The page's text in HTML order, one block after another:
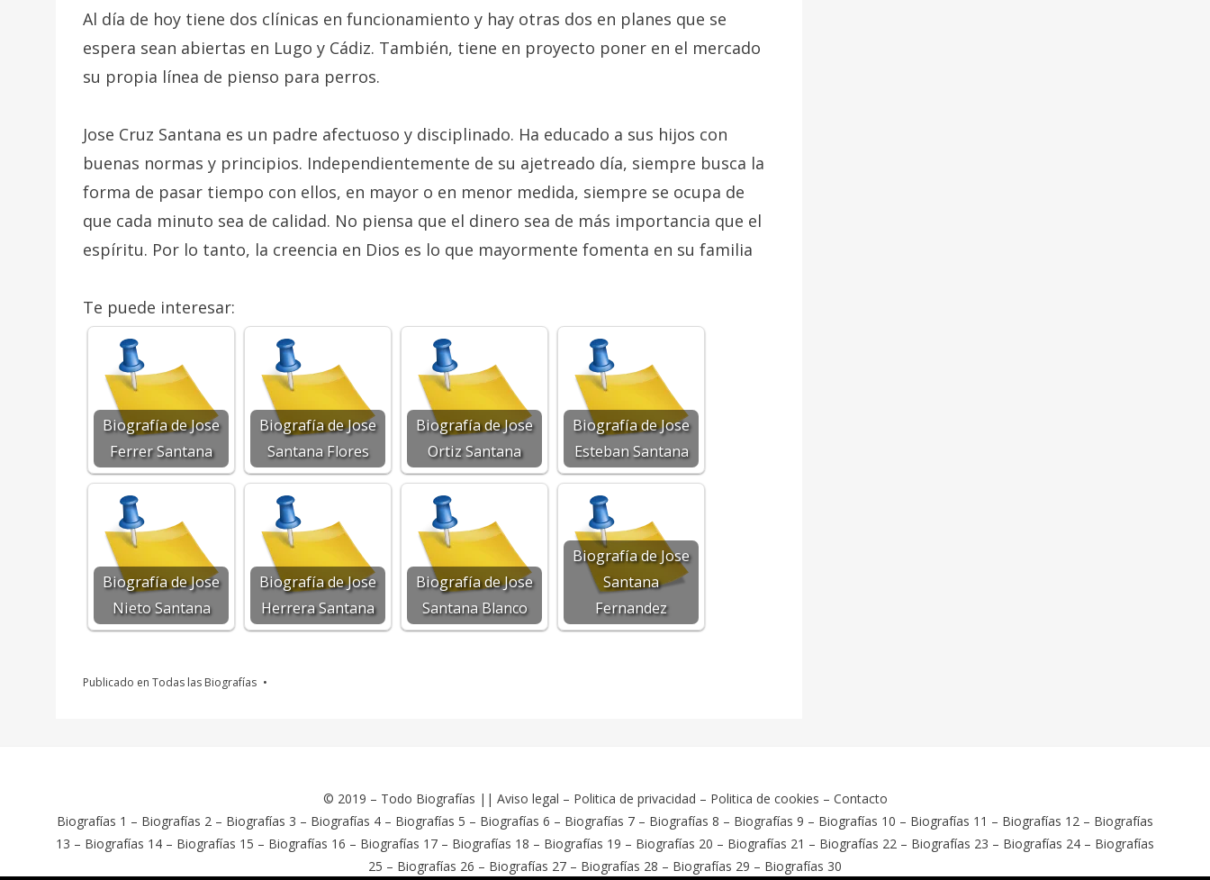
Al día de hoy tiene dos clínicas en funcionamiento y hay otras dos en planes que se
espera sean abiertas en Lugo y Cádiz. También, tiene en proyecto poner en el mercado
su propia línea de pienso para perros.
Jose Cruz Santana es un padre afectuoso y disciplinado. Ha educado a sus hijos con
buenas normas y principios. Independientemente de su ajetreado día, siempre busca la
forma de pasar tiempo con ellos, en mayor o en menor medida, siempre se ocupa de
que cada minuto sea de calidad. No piensa que el dinero sea de más importancia que el
espíritu. Por lo tanto, la creencia en Dios es lo que mayormente fomenta en su familia
Te puede interesar:
Biografía de Jose
Ferrer Santana
Biografía de Jose
Santana Flores
Biografía de Jose
Ortiz Santana
Biografía de Jose
Esteban Santana
Biografía de Jose
Nieto Santana
Biografía de Jose
Herrera Santana
Biografía de Jose
Santana Blanco
Biografía de Jose
Santana
Fernandez
Publicado en Todas las Biografías
© 2019 – Todo Biografías || Aviso legal – Politica de privacidad – Politica de cookies – Contacto
Biografías 1 – Biografías 2 – Biografías 3 – Biografías 4 – Biografías 5 – Biografías 6 – Biografías 7 – Biografías 8 – Biografías 9 – Biografías 10 – Biografías 11 – Biografías 12 – Biografías
13 – Biografías 14 – Biografías 15 – Biografías 16 – Biografías 17 – Biografías 18 – Biografías 19 – Biografías 20 – Biografías 21 – Biografías 22 – Biografías 23 – Biografías 24 – Biografías
25 – Biografías 26 – Biografías 27 – Biografías 28 – Biografías 29 – Biografías 30